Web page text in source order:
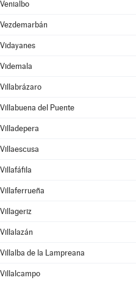
Venialbo
Vezdemarbán
Vidayanes
Videmala
Villabrázaro
Villabuena del Puente
Villadepera
Villaescusa
Villafáfila
Villaferrueña
Villageriz
Villalazán
Villalba de la Lampreana
Villalcampo